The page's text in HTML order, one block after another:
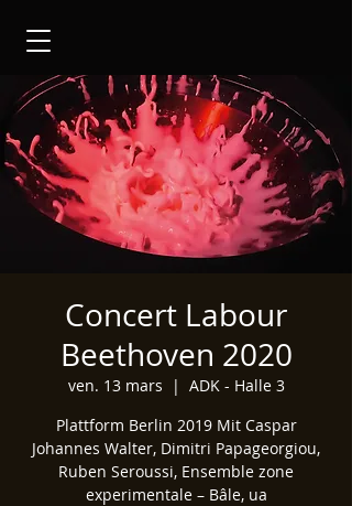
Concert Labour
Beethoven 2020
ven. 13 mars
  |
ADK - Halle 3
Plattform Berlin 2019 Mit Caspar
Johannes Walter, Dimitri Papageorgiou,
Ruben Seroussi, Ensemble zone
experimentale – Bâle, ua